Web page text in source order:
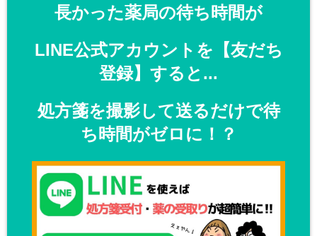
長かった薬局の待ち時間が
LINE公式アカウントを【友だち
登録】すると...
処方箋を撮影して送るだけで待
ち時間がゼロに！？